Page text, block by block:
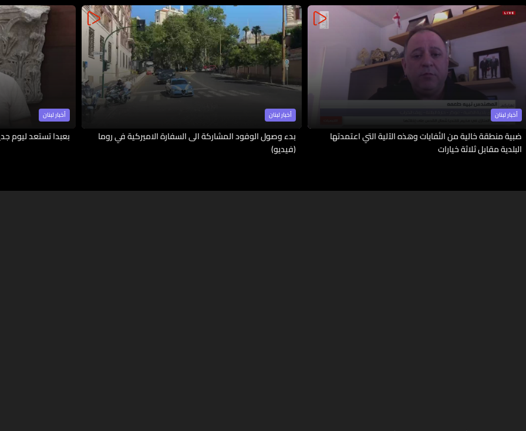
أخبار لبنان
ضبية منطقة خالية من النُفايات وهذه الآلية التي اعتمدتها
البلدية مقابل ثلاثة خيارات
أخبار لبنان
بدء وصول الوفود المشاركة الى السفارة الاميركية في روما
(فيديو)
أخبار لبنان
بعبدا تستعد ليوم